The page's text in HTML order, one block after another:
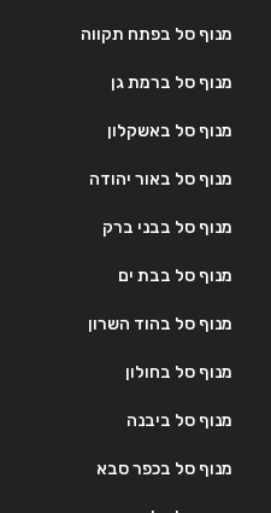
מנוף סל בפתח תקווה
מנוף סל ברמת גן
מנוף סל באשקלון
מנוף סל באור יהודה
מנוף סל בבני ברק
מנוף סל בבת ים
מנוף סל בהוד השרון
מנוף סל בחולון
מנוף סל ביבנה
מנוף סל בכפר סבא